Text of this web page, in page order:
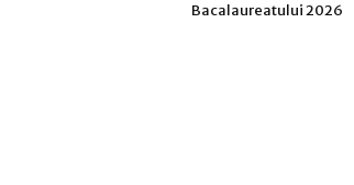
Bacalaureatului 2026